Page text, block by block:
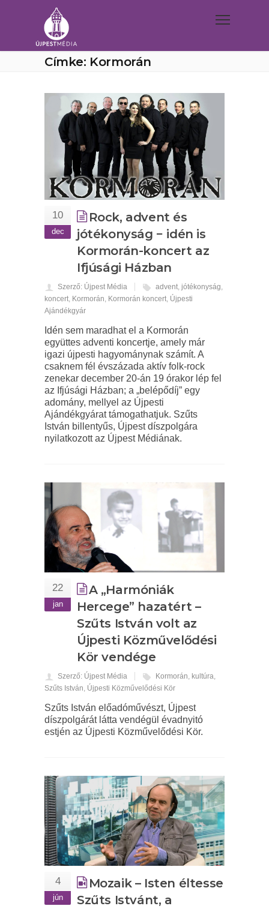
Címke: Kormorán
10
dec
Rock, advent és
jótékonyság − idén is
Kormorán-koncert az
Ifjúsági Házban
Szerző: Újpest Média advent, jótékonyság,
koncert, Kormorán, Kormorán koncert, Újpesti
Ajándékgyár
Idén sem maradhat el a Kormorán
együttes adventi koncertje, amely már
igazi újpesti hagyománynak számít. A
csaknem fél évszázada aktív folk-rock
zenekar december 20-án 19 órakor lép fel
az Ifjúsági Házban; a „belépődíj” egy
adomány, mellyel az Újpesti
Ajándékgyárat támogathatjuk. Szűts
István billentyűs, Újpest díszpolgára
nyilatkozott az Újpest Médiának.
22
jan
A „Harmóniák
Hercege” hazatért –
Szűts István volt az
Újpesti Közművelődési
Kör vendége
Szerző: Újpest Média Kormorán, kultúra,
Szűts István, Újpesti Közművelődési Kör
Szűts István előadóművészt, Újpest
díszpolgárát látta vendégül évadnyitó
estjén az Újpesti Közművelődési Kör.
4
jún
Mozaik – Isten éltesse
Szűts Istvánt, a